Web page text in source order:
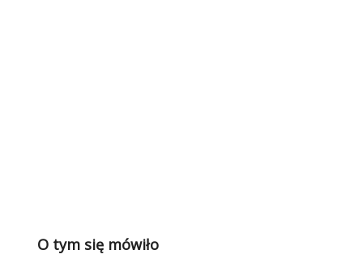
O tym się mówiło